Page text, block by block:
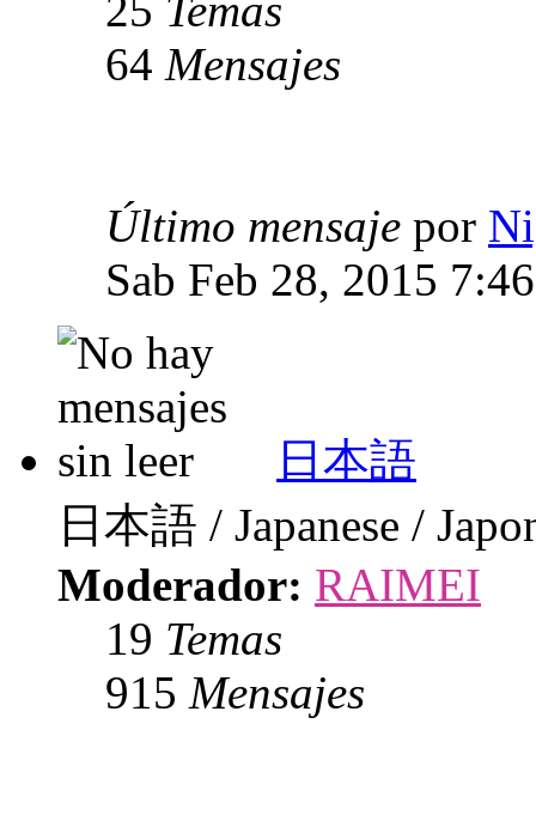
64 Mensajes
Último mensaje por
Sab Feb 28, 2015
日本語
日本語 / Japanese /
Moderador: RAIMEI
19 Temas
915 Mensajes